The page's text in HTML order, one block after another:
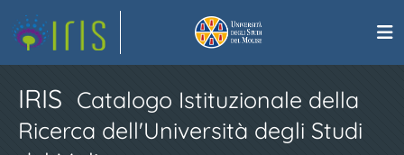
IRIS Catalogo Istituzionale della
Ricerca dell'Università degli Studi